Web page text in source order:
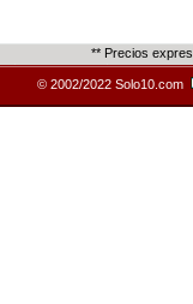
** Precios
© 2002/2022 Solo10.com